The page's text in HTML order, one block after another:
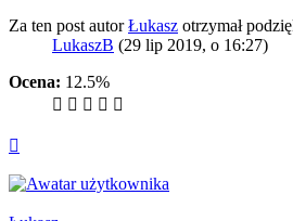
Za ten post autorŁukasz otrzymał
LukaszB (29 lip 2019, o 16:27)
Ocena: 12.5%